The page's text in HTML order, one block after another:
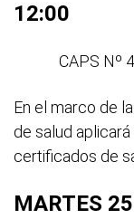
12:00
CAPS Nº
En el marco de
de salud
certificados de
MARTES